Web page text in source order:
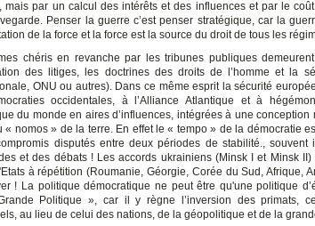
mais par un calcul des intérêts et des influences et par le
Penser la guerre c’est penser stratégique, car la
de la force et la force est la source du droit de tous les
chéris en revanche par les tribunes publiques
des litiges, les doctrines des droits de l’homme et la
ONU ou autres). Dans ce même esprit la sécurité
occidentales, à l’Alliance Atlantique et à
du monde en aires d’influences, intégrées à une
« nomos » de la terre. En effet le « tempo » de la démocratie
disputés entre deux périodes de stabilité., souvent
et des débats ! Les accords ukrainiens (Minsk I et Minsk
à répétition (Roumanie, Géorgie, Corée du Sud, Afrique,
! La politique démocratique ne peut être qu'une politique
Politique », car il y règne l’inversion des primats,
au lieu de celui des nations, de la géopolitique et de la